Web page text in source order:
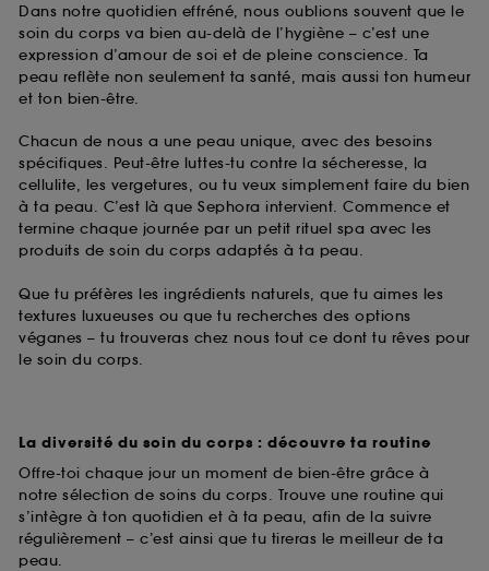
Dans notre quotidien effréné, nous oublions souvent que le
soin du corps va bien au-delà de l’hygiène – c’est une
expression d’amour de soi et de pleine conscience. Ta
peau reflète non seulement ta santé, mais aussi ton humeur
et ton bien-être.
Chacun de nous a une peau unique, avec des besoins
spécifiques. Peut-être luttes-tu contre la sécheresse, la
cellulite, les vergetures, ou tu veux simplement faire du bien
à ta peau. C’est là que Sephora intervient. Commence et
termine chaque journée par un petit rituel spa avec les
produits de soin du corps adaptés à ta peau.
Que tu préfères les ingrédients naturels, que tu aimes les
textures luxueuses ou que tu recherches des options
véganes – tu trouveras chez nous tout ce dont tu rêves pour
le soin du corps.
La diversité du soin du corps : découvre ta routine
Offre-toi chaque jour un moment de bien-être grâce à
notre sélection de soins du corps. Trouve une routine qui
s’intègre à ton quotidien et à ta peau, afin de la suivre
régulièrement – c’est ainsi que tu tireras le meilleur de ta
peau.